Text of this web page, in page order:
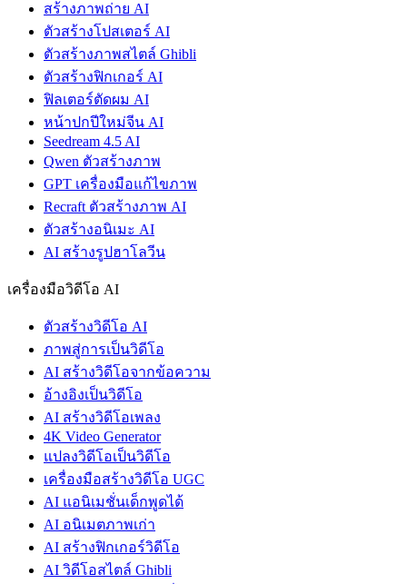
สร้างภาพถ่าย AI
ตัวสร้างโปสเตอร์ AI
ตัวสร้างภาพสไตล์ Ghibli
ตัวสร้างฟิกเกอร์ AI
ฟิลเตอร์ตัดผม AI
หน้าปกปีใหม่จีน AI
Seedream 4.5 AI
Qwen ตัวสร้างภาพ
GPT เครื่องมือแก้ไขภาพ
Recraft ตัวสร้างภาพ AI
ตัวสร้างอนิเมะ AI
AI สร้างรูปฮาโลวีน
เครื่องมือวิดีโอ AI
ตัวสร้างวิดีโอ AI
ภาพสู่การเป็นวิดีโอ
AI สร้างวิดีโอจากข้อความ
อ้างอิงเป็นวิดีโอ
AI สร้างวิดีโอเพลง
4K Video Generator
แปลงวิดีโอเป็นวิดีโอ
เครื่องมือสร้างวิดีโอ UGC
AI แอนิเมชั่นเด็กพูดได้
AI อนิเมตภาพเก่า
AI สร้างฟิกเกอร์วิดีโอ
AI วิดีโอสไตล์ Ghibli